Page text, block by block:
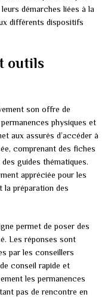
démarches liées à la
différents dispositifs
outils
son offre de
physiques et
aux assurés d’accéder à
comprenant des fiches
guides thématiques.
appréciée pour les
la préparation des
permet de poser des
Les réponses sont
par les conseillers
conseil rapide et
les permanences
pas de rencontre en